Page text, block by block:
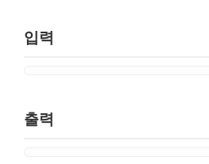
입력
출력